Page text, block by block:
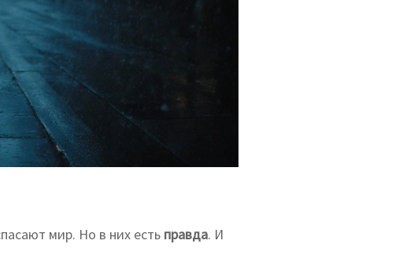
мир. Но в них есть правда. И